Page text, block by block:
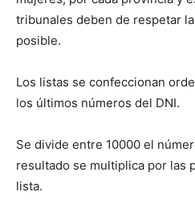
tribunales deben de respetar
posible.
Los listas se confeccionan
los últimos números del DNI.
Se divide entre 10000 el
resultado se multiplica por las
lista.